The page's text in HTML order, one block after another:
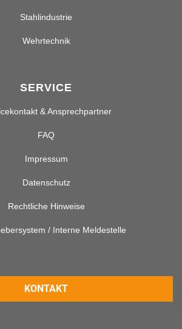
Stahlindustrie
Wehrtechnik
SERVICE
& Ansprechpartner
FAQ
Impressum
Datenschutz
Rechtliche Hinweise
/ Interne Meldestelle
KONTAKT